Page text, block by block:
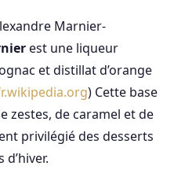
Marnier-
est une liqueur
et distillat d’orange
) Cette base
zestes, de caramel et de
privilégié des desserts